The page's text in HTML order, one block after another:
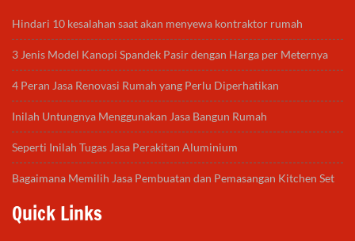
Hindari 10 kesalahan saat akan menyewa kontraktor rumah
3 Jenis Model Kanopi Spandek Pasir dengan Harga per Meternya
4 Peran Jasa Renovasi Rumah yang Perlu Diperhatikan
Inilah Untungnya Menggunakan Jasa Bangun Rumah
Seperti Inilah Tugas Jasa Perakitan Aluminium
Bagaimana Memilih Jasa Pembuatan dan Pemasangan Kitchen Set
Quick Links